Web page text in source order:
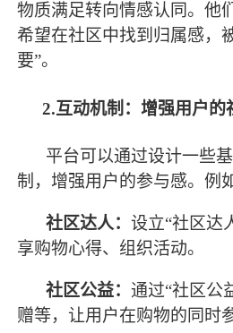
物质满足转向情感认同。他
希望在社区中找到归属感，
要”。
2.互动机制：增强用户的
平台可以通过设计一些
制，增强用户的参与感。例
社区达人：设立“社区达
享购物心得、组织活动。
社区公益：通过“社区公
赠等，让用户在购物的同时